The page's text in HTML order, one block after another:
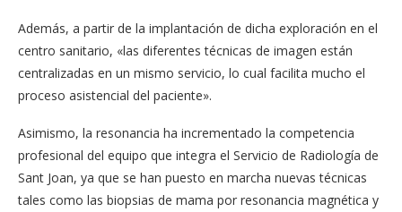
Además, a partir de la implantación de dicha exploración en el
centro sanitario, «las diferentes técnicas de imagen están
centralizadas en un mismo servicio, lo cual facilita mucho el
proceso asistencial del paciente».
Asimismo, la resonancia ha incrementado la competencia
profesional del equipo que integra el Servicio de Radiología de
Sant Joan, ya que se han puesto en marcha nuevas técnicas
tales como las biopsias de mama por resonancia magnética y